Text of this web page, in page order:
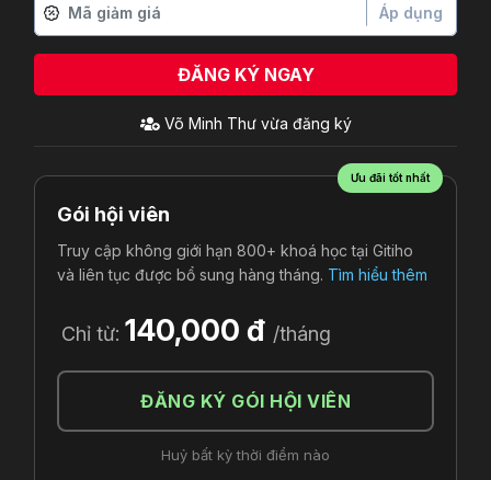
Áp dụng
ĐĂNG KÝ NGAY
Võ Minh Thư vừa đăng ký
Ưu đãi tốt nhất
Gói hội viên
Truy cập không giới hạn 800+ khoá học tại Gitiho
và liên tục được bổ sung hàng tháng. Tìm hiểu thêm
Chỉ từ: 140,000 đ /tháng
ĐĂNG KÝ GÓI HỘI VIÊN
Huỷ bất kỳ thời điểm nào